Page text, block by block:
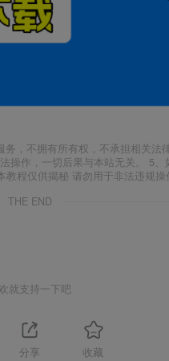
，不拥有所有权，不承担相关
作，一切后果与本站无关。 5
程仅供揭秘 请勿用于非法违规
THE END
就支持一下吧
分享 收藏